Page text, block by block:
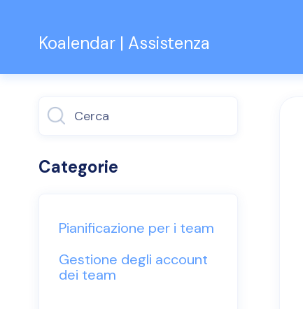
Koalendar | Assistenza
Categorie
Pianificazione per i team
Gestione degli account
dei team